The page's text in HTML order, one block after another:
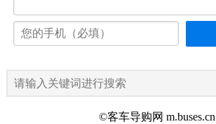
©客车导购网 m.buses.cn